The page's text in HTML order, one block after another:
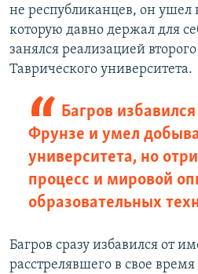
не республиканцев, он ушел
которую давно держал для
занялся реализацией
Таврического университета.
Багров
Фрунзе и умел
университета, но
процесс и мировой
образовательных
Багров сразу избавился от
расстрелявшего в свое